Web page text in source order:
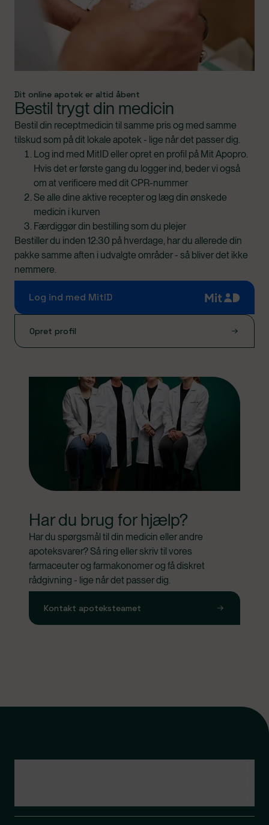
Dit online apotek er altid åbent
Bestil trygt din medicin
Bestil din receptmedicin til samme pris og med samme
tilskud som på dit lokale apotek - lige når det passer dig.
Log ind med MitID eller opret en profil på Mit Apopro.
Hvis det er første gang du logger ind, beder vi også
om at verificere med dit CPR-nummer
Se alle dine aktive recepter og læg din ønskede
medicin i kurven
Færdiggør din bestilling som du plejer
Bestiller du inden 12:30 på hverdage, har du allerede din
pakke samme aften i udvalgte områder - så bliver det ikke
nemmere.
Log ind med MitID
Opret profil
Har du brug for hjælp?
Har du spørgsmål til din medicin eller andre
apoteksvarer? Så ring eller skriv til vores
farmaceuter og farmakonomer og få diskret
rådgivning - lige når det passer dig.
Kontakt apoteksteamet
CVR: 37983446
Apopro guider